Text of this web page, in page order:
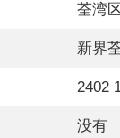
荃湾
新界
2402
没有